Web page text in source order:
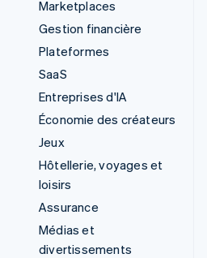
Marketplaces
Gestion financière
Plateformes
SaaS
Entreprises d'IA
Économie des créateurs
Jeux
Hôtellerie, voyages et
loisirs
Assurance
Médias et
divertissements